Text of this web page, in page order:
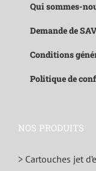
Qui sommes-
Demande de
Conditions
Politique de
NOS PRODUITS
> Cartouches jet